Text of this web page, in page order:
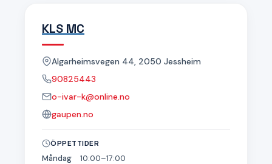
KLS MC
Algarheimsvegen 44, 2050 Jessheim
90825443
o-ivar-k@online.no
gaupen.no
ÖPPETTIDER
Måndag
10:00–17:00